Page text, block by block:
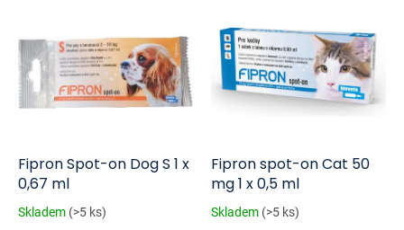
p
o
d
ů
p
p
d
u
Fipron Spot-on Dog S 1 x
0,67 ml
Skladem (>5 ks)
Fipron spot-on Cat 50
mg 1 x 0,5 ml
Skladem (>5 ks)